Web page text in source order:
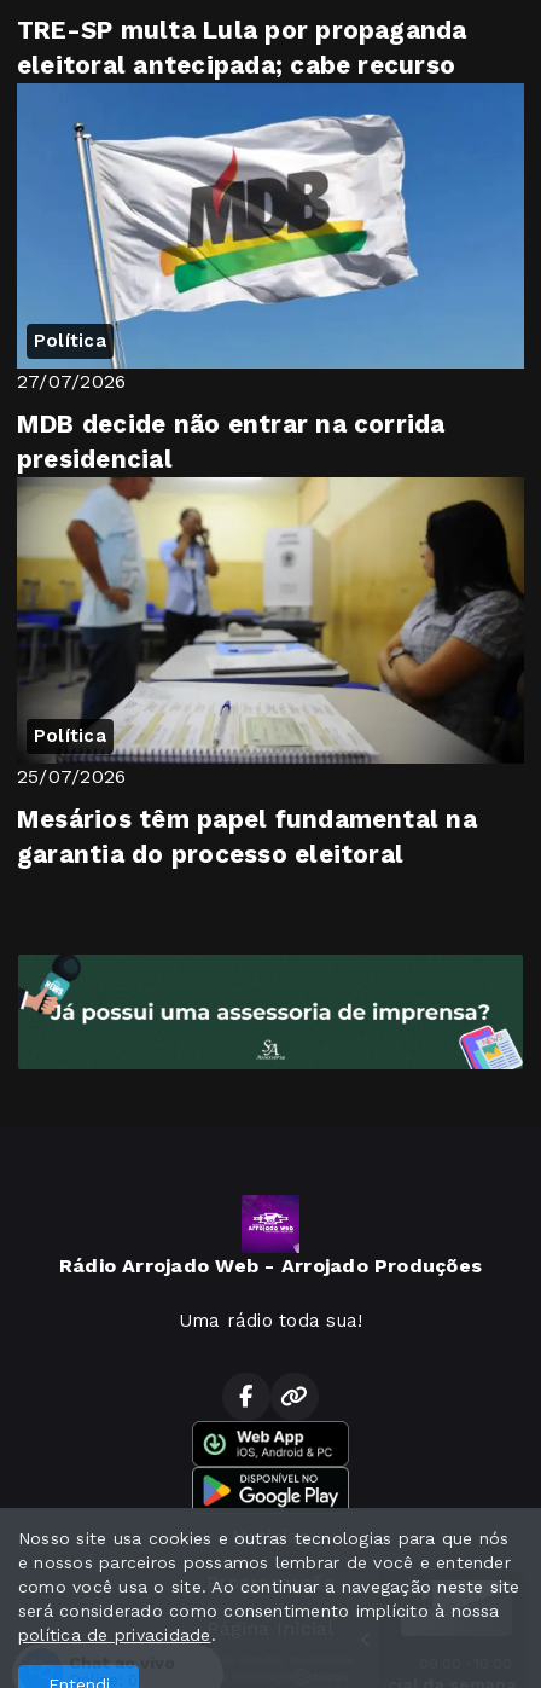
TRE-SP multa Lula por propaganda
eleitoral antecipada; cabe recurso
Política
27/07/2026
MDB decide não entrar na corrida
presidencial
Política
25/07/2026
Mesários têm papel fundamental na
garantia do processo eleitoral
Rádio Arrojado Web - Arrojado Produções
Uma rádio toda sua!
Notícias
Programação
Página Inicial
Nosso site usa cookies e outras tecnologias para que nós
e nossos parceiros possamos lembrar de você e entender
como você usa o site. Ao continuar a navegação neste site
será considerado como consentimento implícito à nossa
política de privacidade.
Chat ao vivo
Online: